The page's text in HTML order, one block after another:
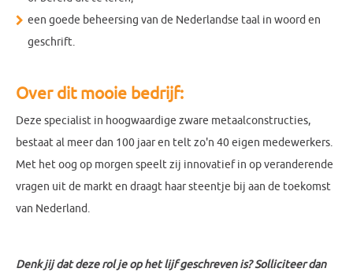
een goede beheersing van de Nederlandse taal in woord en
geschrift.
Over dit mooie bedrijf:
Deze specialist in hoogwaardige zware metaalconstructies,
bestaat al meer dan 100 jaar en telt zo'n 40 eigen medewerkers.
Met het oog op morgen speelt zij innovatief in op veranderende
vragen uit de markt en draagt haar steentje bij aan de toekomst
van Nederland.
Denk jij dat deze rol je op het lijf geschreven is? Solliciteer dan